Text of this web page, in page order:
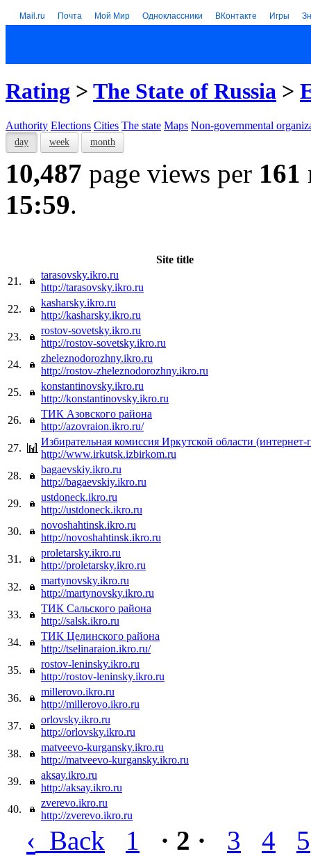
Mail.ru Почта Мой Мир Одноклассники ВКонтакте Игры
Rating > The State of Russia >
Authority Elections Cities The state Maps Non-governmental
day week month
10,487 page views per 161
15:59.
Site title
21.
tarasovsky.ikro.ru
http://tarasovsky.ikro.ru
22.
kasharsky.ikro.ru
http://kasharsky.ikro.ru
23.
rostov-sovetsky.ikro.ru
http://rostov-sovetsky.ikro.ru
24.
zheleznodorozhny.ikro.ru
http://rostov-zheleznodorozhny.ikro.ru
25.
konstantinovsky.ikro.ru
http://konstantinovsky.ikro.ru
26.
ТИК Азовского района
http://azovraion.ikro.ru/
27.
Избирательная комиссия Иркутской области (интернет-
http://www.irkutsk.izbirkom.ru
28.
bagaevskiy.ikro.ru
http://bagaevskiy.ikro.ru
29.
ustdoneck.ikro.ru
http://ustdoneck.ikro.ru
30.
novoshahtinsk.ikro.ru
http://novoshahtinsk.ikro.ru
31.
proletarsky.ikro.ru
http://proletarsky.ikro.ru
32.
martynovsky.ikro.ru
http://martynovsky.ikro.ru
33.
ТИК Сальского района
http://salsk.ikro.ru
34.
ТИК Целинского района
http://tselinaraion.ikro.ru/
35.
rostov-leninsky.ikro.ru
http://rostov-leninsky.ikro.ru
36.
millerovo.ikro.ru
http://millerovo.ikro.ru
37.
orlovsky.ikro.ru
http://orlovsky.ikro.ru
38.
matveevo-kurgansky.ikro.ru
http://matveevo-kurgansky.ikro.ru
39.
aksay.ikro.ru
http://aksay.ikro.ru
40.
zverevo.ikro.ru
http://zverevo.ikro.ru
‹ Back 1 · 2 · 3 4 5